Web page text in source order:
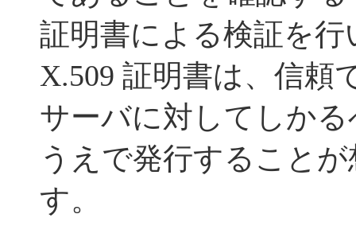
証明書による検証を
X.509 証明書は、信頼
サーバに対してしか
うえで発行すること
す。